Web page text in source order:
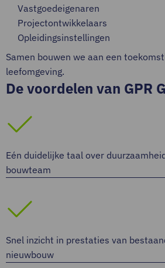
Vastgoedeigenaren
Projectontwikkelaars
Opleidingsinstellingen
Samen bouwen we aan een
leefomgeving.
De voordelen van GPR
Eén duidelijke taal over
bouwteam
Snel inzicht in prestaties van
nieuwbouw